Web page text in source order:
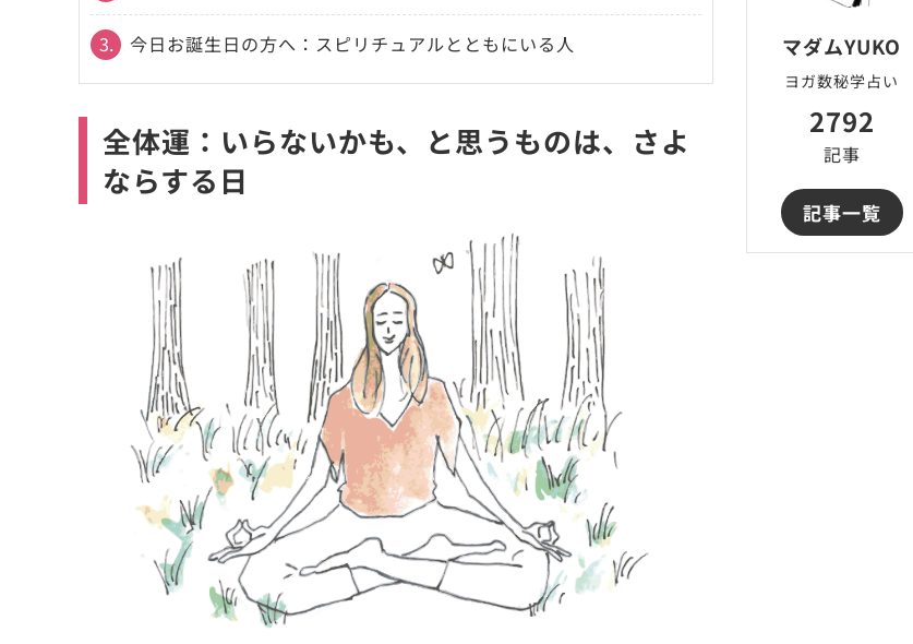
3. 今日お誕生日の方へ：スピリチュアルとともにいる人
全体運：いらないかも、と思うものは、さよ
ならする日
マダムYUKO
ヨガ数秘学占い
2792
記事
記事一覧